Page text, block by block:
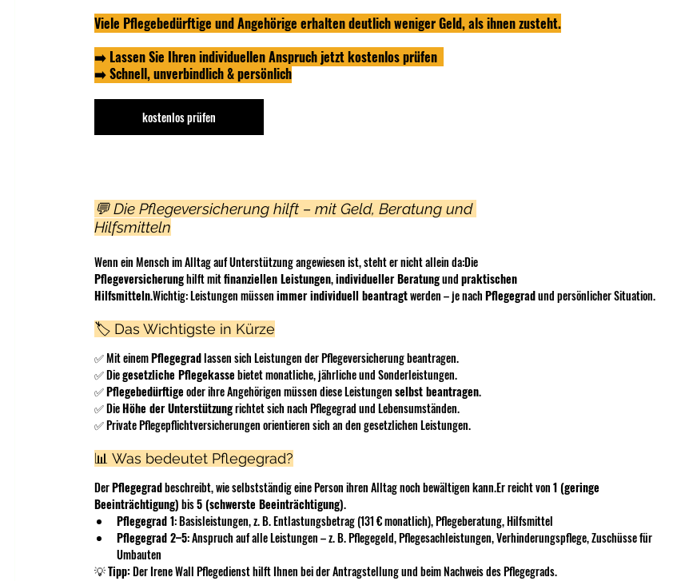
Viele Pflegebedürftige und Angehörige erhalten deutlich weniger Geld, als ihnen zusteht.
➡️ Lassen Sie Ihren individuellen Anspruch jetzt kostenlos prüfen
➡️ Schnell, unverbindlich & persönlich
kostenlos prüfen
💬 Die Pflegeversicherung hilft – mit Geld, Beratung und
Hilfsmitteln
Wenn ein Mensch im Alltag auf Unterstützung angewiesen ist, steht er nicht allein da:Die
Pflegeversicherung hilft mit finanziellen Leistungen, individueller Beratung und praktischen
Hilfsmitteln.Wichtig: Leistungen müssen immer individuell beantragt werden – je nach Pflegegrad und persönlicher Situation.
🏷️ Das Wichtigste in Kürze
✅ Mit einem Pflegegrad lassen sich Leistungen der Pflegeversicherung beantragen.
✅ Die gesetzliche Pflegekasse bietet monatliche, jährliche und Sonderleistungen.
✅ Pflegebedürftige oder ihre Angehörigen müssen diese Leistungen selbst beantragen.
✅ Die Höhe der Unterstützung richtet sich nach Pflegegrad und Lebensumständen.
✅ Private Pflegepflichtversicherungen orientieren sich an den gesetzlichen Leistungen.
📊 Was bedeutet Pflegegrad?
Der Pflegegrad beschreibt, wie selbstständig eine Person ihren Alltag noch bewältigen kann.Er reicht von 1 (geringe
Beeinträchtigung) bis 5 (schwerste Beeinträchtigung).
Pflegegrad 1: Basisleistungen, z. B. Entlastungsbetrag (131 € monatlich), Pflegeberatung, Hilfsmittel
Pflegegrad 2–5: Anspruch auf alle Leistungen – z. B. Pflegegeld, Pflegesachleistungen, Verhinderungspflege, Zuschüsse für
Umbauten
💡 Tipp: Der Irene Wall Pflegedienst hilft Ihnen bei der Antragstellung und beim Nachweis des Pflegegrads.